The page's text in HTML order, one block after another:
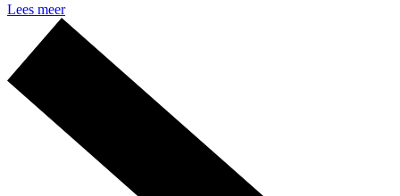
Lees meer